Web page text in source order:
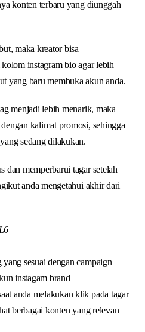
konten terbaru yang diunggah
maka kreator bisa
instagram bio agar lebih
yang baru membuka akun anda.
menjadi lebih menarik, maka
kalimat promosi, sehingga
sedang dilakukan.
dan memperbarui tagar setelah
anda mengetahui akhir dari
sesuai dengan campaign
instagam brand
anda melakukan klik pada tagar
berbagai konten yang relevan